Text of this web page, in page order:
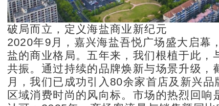
破局而立，定义海盐商业新纪元
2020年9月，嘉兴海盐吾悦广场盛大启幕
盐的商业格局。五年来，我们根植于此，
共振。通过持续的品牌焕新与场景升级，
月，我们已成功引入80余家首店及新兴品
区域消费时尚的风向标。市场的热烈回响